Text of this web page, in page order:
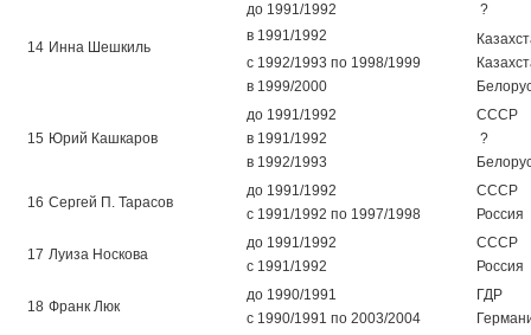
14 Инна Шешкиль
до 1991/1992
?
в 1991/1992
с 1992/1993 по 1998/1999
в 1999/2000
15 Юрий Кашкаров
до 1991/1992
СССР
в 1991/1992
?
в 1992/1993
16 Сергей П. Тарасов
до 1991/1992
СССР
с 1991/1992 по 1997/1998
Россия
17 Луиза Носкова
до 1991/1992
СССР
с 1991/1992
Россия
18 Франк Люк
до 1990/1991
ГДР
с 1990/1991 по 2003/2004